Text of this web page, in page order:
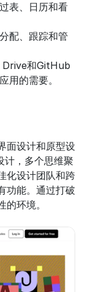
表、日历和看
配、跟踪和管
和GitHub
用的需要。
面设计和原型设
计，多个思维聚
化设计团队和跨
功能。通过打破
环境。